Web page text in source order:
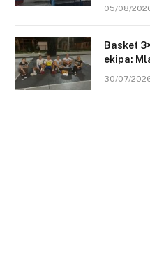
05/08/
Basket
ekipa:
30/07/